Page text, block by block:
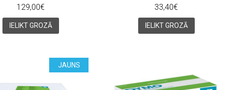
129,00€
IELIKT GROZĀ
33,40€
IELIKT GROZĀ
JAUNS